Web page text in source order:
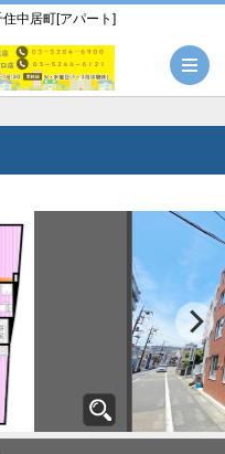
中居町[アパート]